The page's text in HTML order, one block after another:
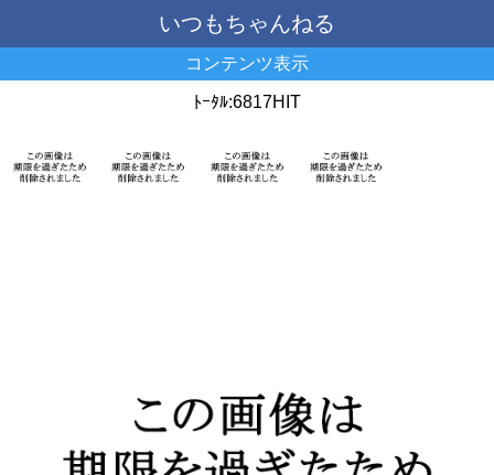
いつもちゃんねる
コンテンツ表示
ﾄｰﾀﾙ:6817HIT